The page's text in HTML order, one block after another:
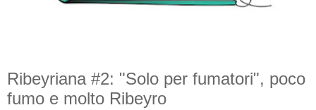
Ribeyriana #2: "Solo per fumatori", poco
fumo e molto Ribeyro